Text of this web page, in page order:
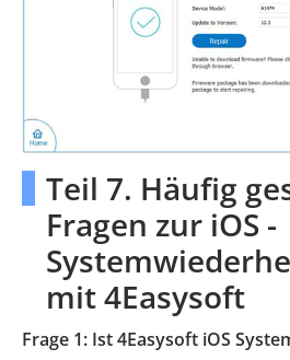
Teil 7. Häufig
Fragen zur iOS -
mit 4Easysoft
Frage 1: Ist 4Easysoft iOS